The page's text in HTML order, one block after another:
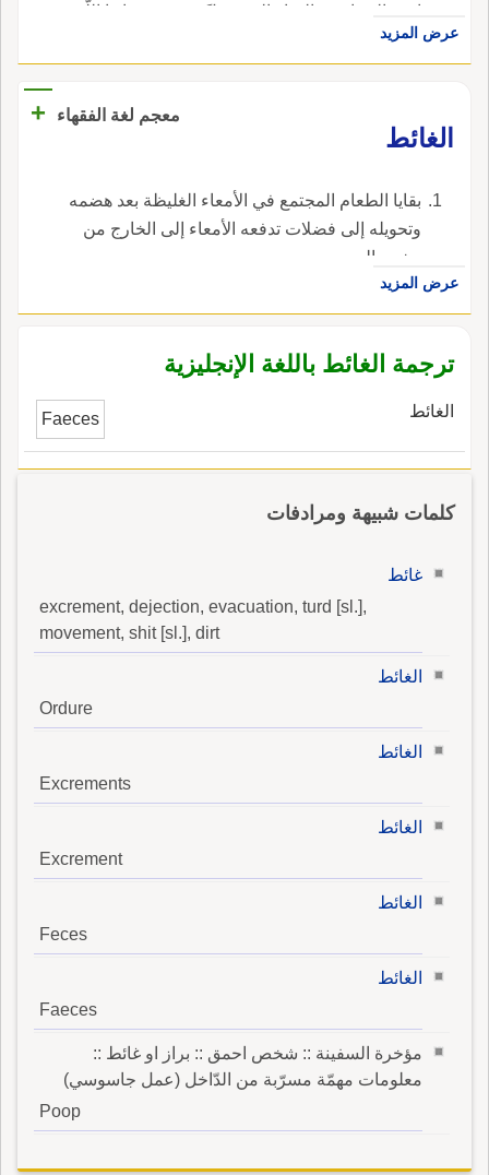
اسم البساتين والمياه التي حولَ دمشقَ، صانها اللّه
تعالى، وه غُوطَتُها.عرض المزيد
معجم لغة الفقهاء
+
‏الغائط‏
‏بقايا الطعام المجتمع في الأمعاء الغليظة بعد هضمه
وتحويله إلى فضلات تدفعه الأمعاء إلى الخارج من
مخرج الدبر‏.
عرض المزيد
ترجمة الغائط باللغة الإنجليزية
الغائط Faeces
كلمات شبيهة ومرادفات
غائط
excrement, dejection, evacuation, turd [sl.],
movement, shit [sl.], dirt
الغائط
Ordure
الغائط
Excrements
الغائط
Excrement
الغائط
Feces
الغائط
Faeces
مؤخرة السفينة :: شخص احمق :: براز او غائط ::
معلومات مهمّة مسرّبة من الدّاخل (عمل جاسوسي)
Poop